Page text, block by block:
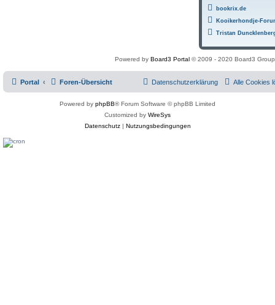
bookrix.de
Kooikerhondje-
Tristan
Powered by Board3 Portal © 2009 - 2020 Board3 Group
Portal Foren-Übersicht Alle Cookies
Datenschutzerklärung
Powered by phpBB® Forum Software © phpBB Limited
Customized by WireSys
Datenschutz| Nutzungsbedingungen